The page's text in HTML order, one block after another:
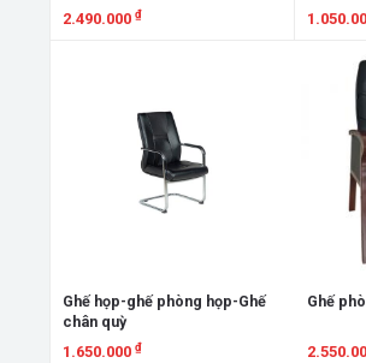
2.490.000 ₫
Xem
Ghế họp-ghế phòng họp-Ghế
chân quỳ
1.650.000 ₫
Ghế